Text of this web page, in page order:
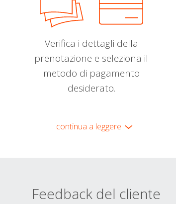
Verifica i dettagli della
prenotazione e seleziona il
metodo di pagamento
desiderato.
continua a leggere
Feedback del cliente